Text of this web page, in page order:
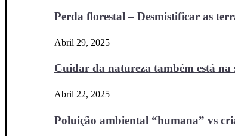
Perda florestal – Desmistificar as
Abril 29, 2025
Cuidar da natureza também está na
Abril 22, 2025
Poluição ambiental “humana” vs